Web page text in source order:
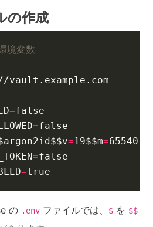
の作成
変数
=false
=false
argon2id$$v=19$$m=65540,t
=false
=true
の .env ファイルでは、 $ を $$